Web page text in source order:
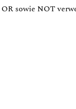
OR sowie NOT